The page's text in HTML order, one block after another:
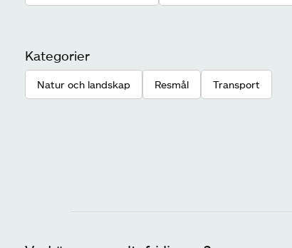
Kategorier
Natur och landskap Resmål Transport